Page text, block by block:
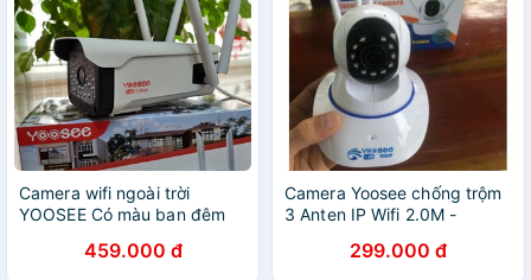
Camera wifi ngoài trời
YOOSEE Có màu ban đêm
459.000 đ
Camera Yoosee chống trộm
3 Anten IP Wifi 2.0M -
299.000 đ